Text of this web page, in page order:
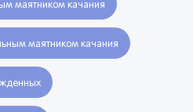
маятником качания
маятником качания